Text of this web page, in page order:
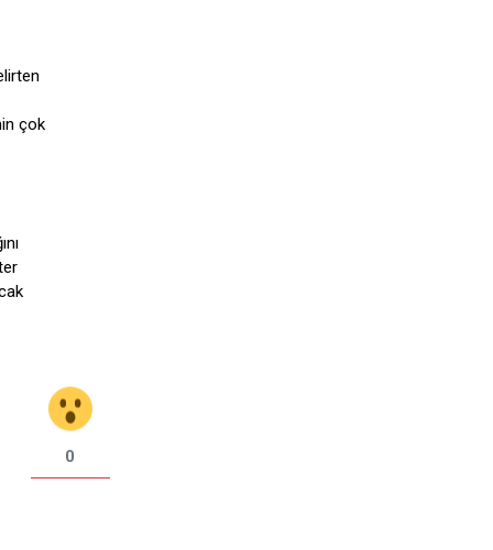
çok
0